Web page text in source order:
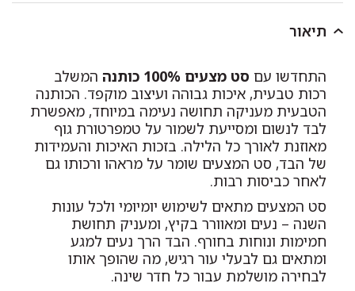
תיאור
התחדשו עם סט מצעים 100% כותנה
המשלב
רכות טבעית, איכות גבוהה ועיצוב מוקפד. הכותנה
הטבעית מעניקה תחושה נעימה במיוחד, מאפשרת
לבד לנשום ומסייעת לשמור על טמפרטורת גוף
מאוזנת לאורך כל הלילה. בזכות האיכות והעמידות
של הבד, סט המצעים שומר על מראהו ורכותו גם
לאחר כביסות רבות.
סט המצעים מתאים לשימוש יומיומי ולכל עונות
השנה – נעים ומאוורר בקיץ, ומעניק תחושת
חמימות ונוחות בחורף. הבד הרך נעים למגע
ומתאים גם לבעלי עור רגיש, מה שהופך אותו
לבחירה מושלמת עבור כל חדר שינה.